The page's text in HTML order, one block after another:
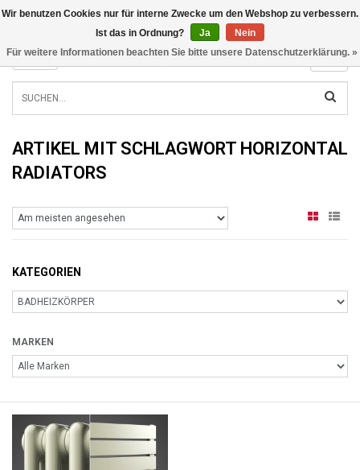
INFO@RADIATORS.SHOP
MENU
ARTIKEL MIT SCHLAGWORT HORIZONTAL
RADIATORS
KATEGORIEN
MARKEN
Wir benutzen Cookies nur für interne Zwecke um den Webshop zu verbessern.
Ist das in Ordnung?
Ja
Nein
Für weitere Informationen beachten Sie bitte unsere Datenschutzerklärung. »